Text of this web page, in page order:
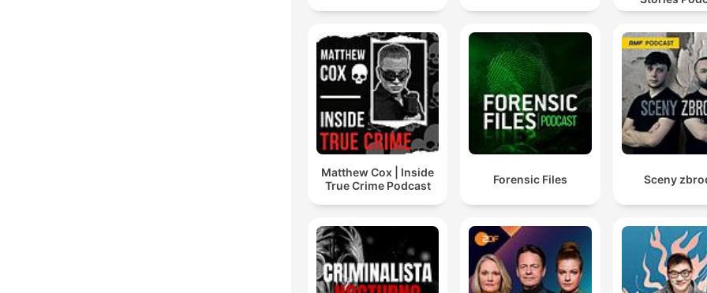
Matthew Cox | Inside
True Crime Podcast
Forensic Files Sceny